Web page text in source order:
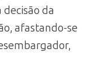
decisão da
afastando-se